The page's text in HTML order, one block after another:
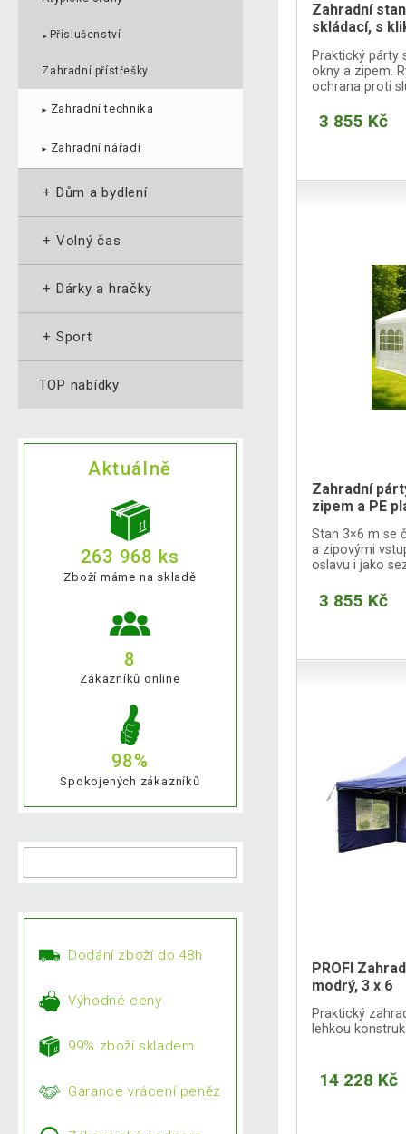
► Příslušenství
Zahradní přístřešky
► Zahradní technika
► Zahradní nářadí
+ Dům a bydlení
+ Volný čas
+ Dárky a hračky
+ Sport
TOP nabídky
Aktuálně
263 968 ks
Zboží máme na skladě
8
Zákazníků online
98%
Spokojených zákazníků
Dodání zboží do 48h
Výhodné ceny
99% zboží skladem
Garance vrácení peněz
Zahradní
skládací, s
Praktický párty
okny a zipem.
ochrana proti
3 855 Kč
Zahradní
zipem a PE
Stan 3×6 m se
a zipovými
oslavu i jako
3 855 Kč
PROFI
modrý, 3 x 6
Praktický
lehkou
14 228 Kč